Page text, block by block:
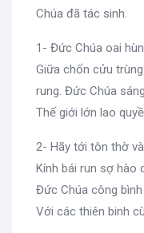
Chúa đã tác sinh.
1- Đức Chúa oai
Giữa chốn cửu
rung. Đức Chúa
Thế giới lớn lao
2- Hãy tới tôn thờ
Kính bái run sợ hào
Đức Chúa công
Với các thiên binh